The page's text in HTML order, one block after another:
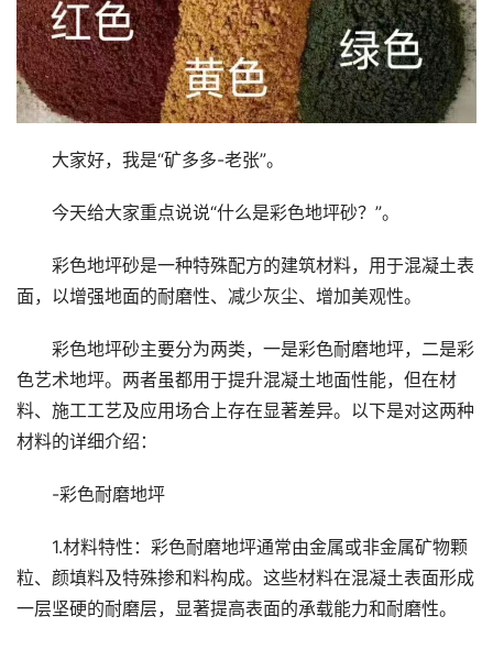
大家好，我是“矿多多-老张”。
今天给大家重点说说“什么是彩色地坪砂？”。
彩色地坪砂是一种特殊配方的建筑材料，用于混凝土表
面，以增强地面的耐磨性、减少灰尘、增加美观性。
彩色地坪砂主要分为两类，一是彩色耐磨地坪，二是彩
色艺术地坪。两者虽都用于提升混凝土地面性能，但在材
料、施工工艺及应用场合上存在显著差异。以下是对这两种
材料的详细介绍：
-彩色耐磨地坪
1.材料特性：彩色耐磨地坪通常由金属或非金属矿物颗
粒、颜填料及特殊掺和料构成。这些材料在混凝土表面形成
一层坚硬的耐磨层，显著提高表面的承载能力和耐磨性。